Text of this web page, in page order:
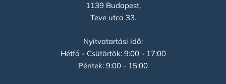
1139 Budapest,
Teve utca 33.
Nyitvatartási idő:
Hétfő - Csütörtök: 9:00 - 17:00
Péntek: 9:00 - 15:00